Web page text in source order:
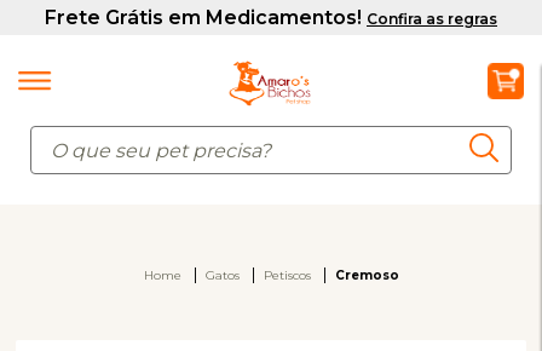
Home Gatos Petiscos Cremoso